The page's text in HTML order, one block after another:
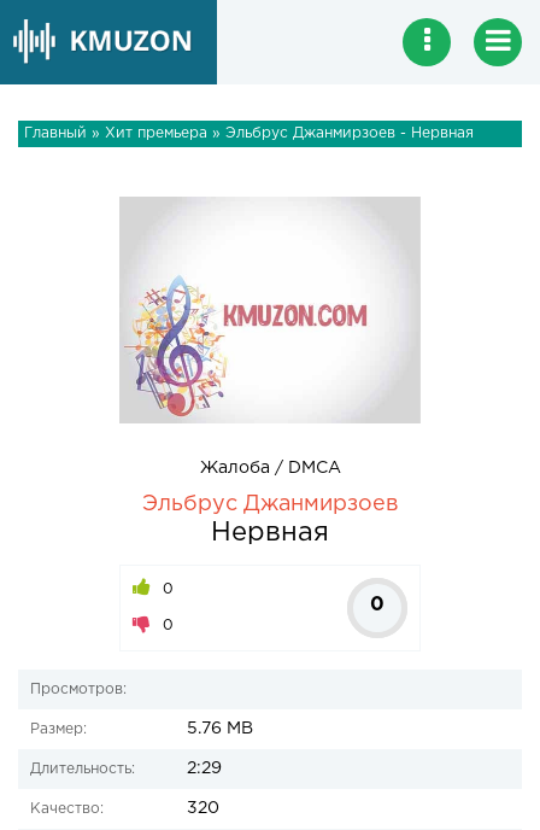
Главный » Хит премьера » Эльбрус Джанмирзоев - Нервная
Жалоба / DMCA
Эльбрус Джанмирзоев
Нервная
0
0
0
Просмотров:
Размер: 5.76 MB
Длительность: 2:29
Качество: 320